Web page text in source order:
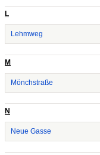
L
Lehmweg
M
Mönchstraße
N
Neue Gasse